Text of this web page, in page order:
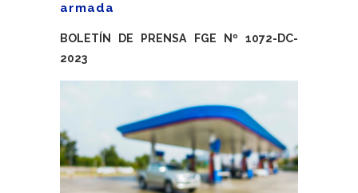
armada
BOLETÍN DE PRENSA FGE Nº 1072-DC-
2023